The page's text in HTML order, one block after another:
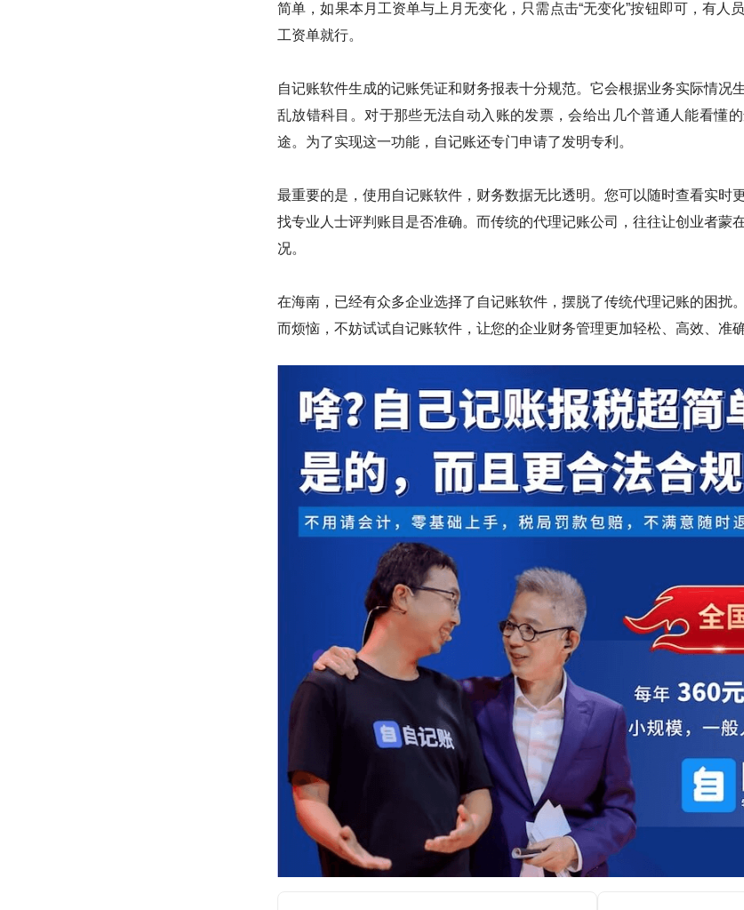
简单，如果本月工资单与上月无变化，只需点击“无变化”按钮即可，有人
工资单就行。
自记账软件生成的记账凭证和财务报表十分规范。它会根据业务实际情况
乱放错科目。对于那些无法自动入账的发票，会给出几个普通人能看懂
途。为了实现这一功能，自记账还专门申请了发明专利。
最重要的是，使用自记账软件，财务数据无比透明。您可以随时查看实时
找专业人士评判账目是否准确。而传统的代理记账公司，往往让创业者蒙
况。
在海南，已经有众多企业选择了自记账软件，摆脱了传统代理记账的困扰
而烦恼，不妨试试自记账软件，让您的企业财务管理更加轻松、高效、准确